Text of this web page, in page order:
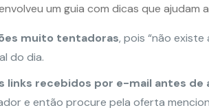
um guia com dicas que ajudam
muito tentadoras, pois “não
do dia.
links recebidos por e-mail antes de
e então procure pela oferta